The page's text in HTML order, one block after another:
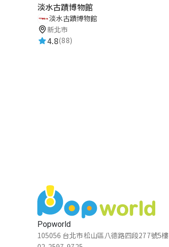
淡水古蹟博物館
淡水古蹟博物館
新北市
4.8(88)
Popworld
105056 台北市松山區八德路四段277號5樓